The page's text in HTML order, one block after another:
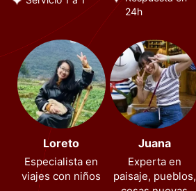
24h
Loreto
Especialista en
viajes con niños
Juana
Experta en
paisaje, pueblos,